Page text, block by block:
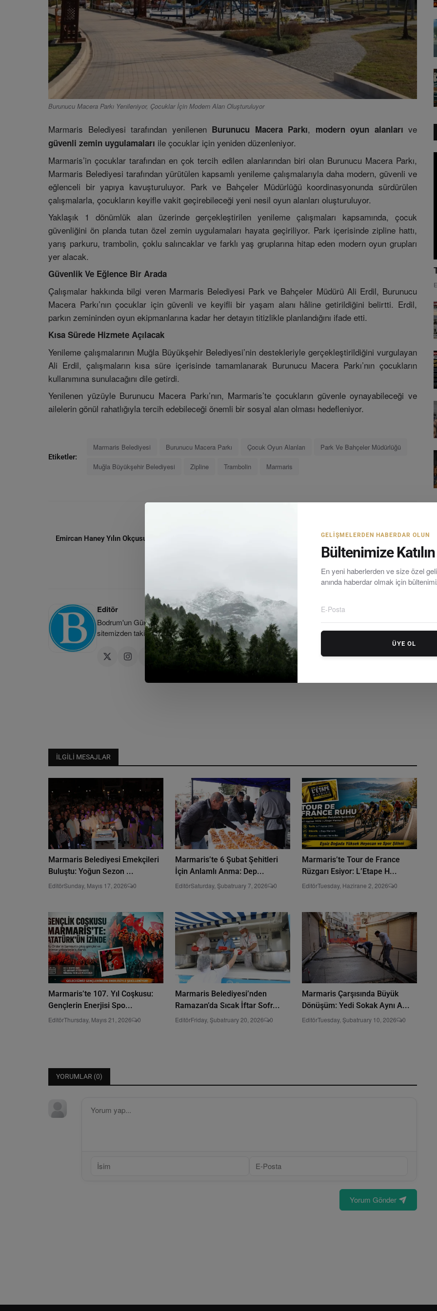
Burunucu Macera Parkı Yenileniyor, Çocuklar İçin Modern Alan Oluşturuluyor
Marmaris Belediyesi tarafından yenilenen Burunucu Macera Parkı, modern oyun alanları ve
güvenli zemin uygulamaları ile çocuklar için yeniden düzenleniyor.
Marmaris’in çocuklar tarafından en çok tercih edilen alanlarından biri olan Burunucu Macera Parkı,
Marmaris Belediyesi tarafından yürütülen kapsamlı yenileme çalışmalarıyla daha modern, güvenli ve
eğlenceli bir yapıya kavuşturuluyor. Park ve Bahçeler Müdürlüğü koordinasyonunda sürdürülen
çalışmalarla, çocukların keyifle vakit geçirebileceği yeni nesil oyun alanları oluşturuluyor.
Yaklaşık 1 dönümlük alan üzerinde gerçekleştirilen yenileme çalışmaları kapsamında, çocuk
güvenliğini ön planda tutan özel zemin uygulamaları hayata geçiriliyor. Park içerisinde zipline hattı,
yarış parkuru, trambolin, çoklu salıncaklar ve farklı yaş gruplarına hitap eden modern oyun grupları
yer alacak.
Güvenlik Ve Eğlence Bir Arada
Çalışmalar hakkında bilgi veren Marmaris Belediyesi Park ve Bahçeler Müdürü Ali Erdil, Burunucu
Macera Parkı’nın çocuklar için güvenli ve keyifli bir yaşam alanı hâline getirildiğini belirtti. Erdil,
parkın zemininden oyun ekipmanlarına kadar her detayın titizlikle planlandığını ifade etti.
Kısa Sürede Hizmete Açılacak
Yenileme çalışmalarının Muğla Büyükşehir Belediyesi’nin destekleriyle gerçekleştirildiğini vurgulayan
Ali Erdil, çalışmaların kısa süre içerisinde tamamlanarak Burunucu Macera Parkı’nın çocukların
kullanımına sunulacağını dile getirdi.
Yenilenen yüzüyle Burunucu Macera Parkı’nın, Marmaris’te çocukların güvenle oynayabileceği ve
ailelerin gönül rahatlığıyla tercih edebileceği önemli bir sosyal alan olması hedefleniyor.
Etiketler:
Marmaris Belediyesi Burunucu Macera Parkı Çocuk Oyun Alanları Park Ve Bahçeler Müdürlüğü
Muğla Büyükşehir Belediyesi Zipline Trambolin Marmaris
Emircan Haney Yılın Okçusu Ödülüne Aday Gösterildi
Metin Ergun’dan Emlakçılara Getirilen Sabit Harç
Düzenlemesine Meclis’te Sert...
Editör
Bodrum'un Güncel Haber Kaynağı | Bodrum yarımadasındaki en güncel haberleri tarafsız olarak
sitemizden takip edebilirsiniz.
İLGILI MESAJLAR
Marmaris Belediyesi Emekçileri
Buluştu: Yoğun Sezon ...
EditörSunday, Mayıs 17, 2026 0
Marmaris’te 6 Şubat Şehitleri
İçin Anlamlı Anma: Dep...
EditörSaturday, Şubatruary 7, 2026 0
Marmaris’te Tour de France
Rüzgarı Esiyor: L’Etape H...
EditörTuesday, Hazirane 2, 2026 0
Marmaris’te 107. Yıl Coşkusu:
Gençlerin Enerjisi Spo...
EditörThursday, Mayıs 21, 2026 0
Marmaris Belediyesi’nden
Ramazan’da Sıcak İftar Sofr...
EditörFriday, Şubatruary 20, 2026 0
Marmaris Çarşısında Büyük
Dönüşüm: Yedi Sokak Aynı A...
EditörTuesday, Şubatruary 10, 2026 0
YORUMLAR (0)
Yorum Gönder
GELIŞMELERDEN HABERDAR OLUN
Bültenimize Katılın
En yeni haberlerden ve size özel
anında haberdar olmak için
ÜYE OL